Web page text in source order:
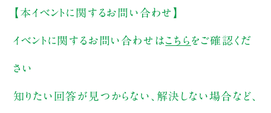
【本イベントに関するお問い合わせ】
イベントに関するお問い合わせはこちら をご確認くだ
さい
知りたい回答が見つからない、解決しない場合など、